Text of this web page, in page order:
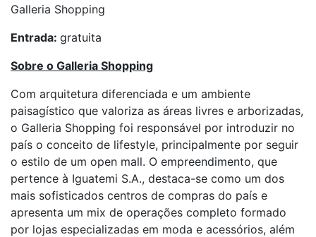
Galleria Shopping
Entrada: gratuita
Sobre o Galleria Shopping
Com arquitetura diferenciada e um ambiente
paisagístico que valoriza as áreas livres e arborizadas,
o Galleria Shopping foi responsável por introduzir no
país o conceito de lifestyle, principalmente por seguir
o estilo de um open mall. O empreendimento, que
pertence à Iguatemi S.A., destaca-se como um dos
mais sofisticados centros de compras do país e
apresenta um mix de operações completo formado
por lojas especializadas em moda e acessórios, além